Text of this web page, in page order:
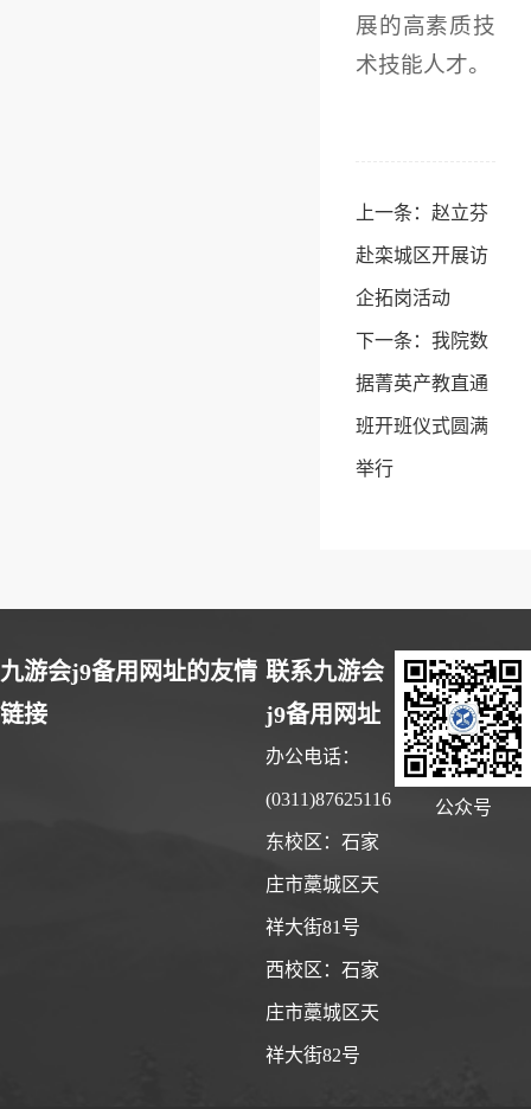
展的高素质技
术技能人才。
上一条： 赵立芬
赴栾城区开展访
企拓岗活动
下一条： 我院数
据菁英产教直通
班开班仪式圆满
举行
九游会j9备用网址的友情
链接
联系九游会
j9备用网址
办公电话：
(0311)87625116
东校区：石家
庄市藁城区天
祥大街81号
西校区：石家
庄市藁城区天
祥大街82号
公众号